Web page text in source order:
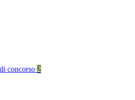
concorso 2